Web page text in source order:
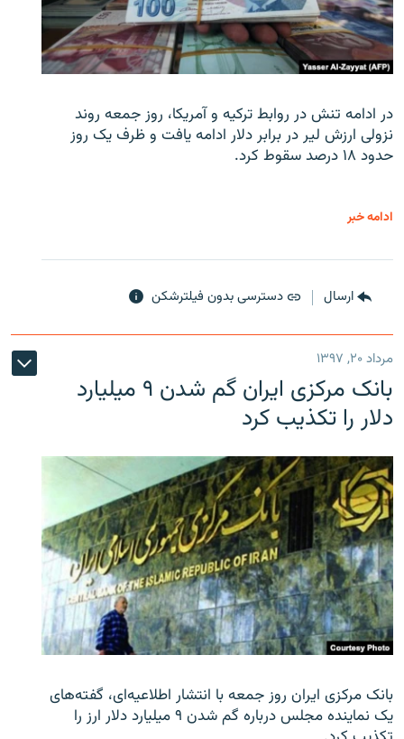
در ادامه تنش در روابط ترکیه و آمریکا، روز جمعه روند
نزولی ارزش لیر در برابر دلار ادامه یافت و ظرف یک روز
حدود ۱۸ درصد سقوط کرد.
ادامه خبر
ارسال دسترسی بدون فیلترشکن
مرداد ۲۰, ۱۳۹۷
بانک مرکزی ایران گم شدن ۹ میلیارد
دلار را تکذیب کرد
بانک مرکزی ایران روز جمعه با انتشار اطلاعیه‌ای، گفته‌های
یک نماینده مجلس درباره گم شدن ۹ میلیارد دلار ارز را